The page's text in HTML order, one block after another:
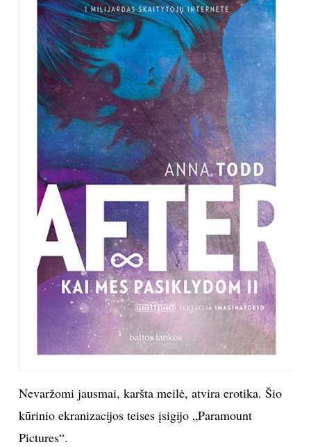
MUZIKA
TEATRAS
SPORTAS
FOTOGRAFIJA
MENAS
ORAI
ĮDOMYBĖS
ISTORIJA
KNYGOS
NAMAI
VIRTUVĖ
Nevaržomi jausmai, karšta meilė, atvira erotika. Šio
kūrinio ekranizacijos teises įsigijo „Paramount
Pictures“.